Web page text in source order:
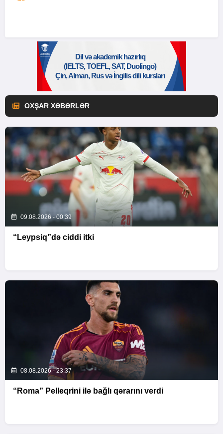
OXŞAR XƏBƏRLƏR
09.08.2026 - 00:39
“Leypsiq”də ciddi itki
08.08.2026 - 23:37
“Roma” Pelleqrini ilə bağlı qərarını verdi